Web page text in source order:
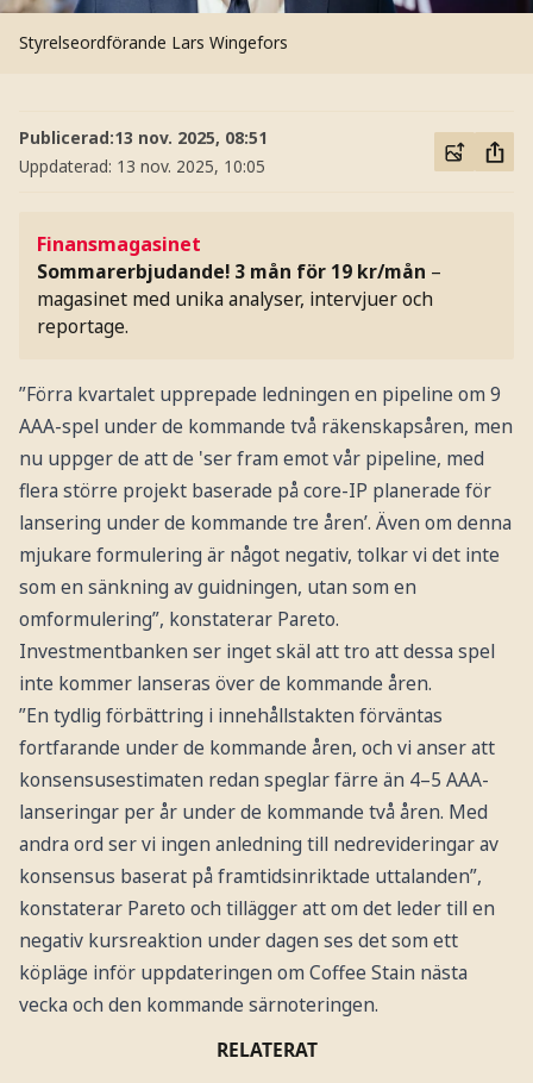
Styrelseordförande Lars Wingefors
Publicerad:13 nov. 2025, 08:51
Uppdaterad: 13 nov. 2025, 10:05
Finansmagasinet
Sommarerbjudande! 3 mån för 19 kr/mån –
magasinet med unika analyser, intervjuer och
reportage.
”Förra kvartalet upprepade ledningen en pipeline om 9
AAA-spel under de kommande två räkenskapsåren, men
nu uppger de att de 'ser fram emot vår pipeline, med
flera större projekt baserade på core-IP planerade för
lansering under de kommande tre åren’. Även om denna
mjukare formulering är något negativ, tolkar vi det inte
som en sänkning av guidningen, utan som en
omformulering”, konstaterar Pareto.
Investmentbanken ser inget skäl att tro att dessa spel
inte kommer lanseras över de kommande åren.
”En tydlig förbättring i innehållstakten förväntas
fortfarande under de kommande åren, och vi anser att
konsensusestimaten redan speglar färre än 4–5 AAA-
lanseringar per år under de kommande två åren. Med
andra ord ser vi ingen anledning till nedrevideringar av
konsensus baserat på framtidsinriktade uttalanden”,
konstaterar Pareto och tillägger att om det leder till en
negativ kursreaktion under dagen ses det som ett
köpläge inför uppdateringen om Coffee Stain nästa
vecka och den kommande särnoteringen.
RELATERAT